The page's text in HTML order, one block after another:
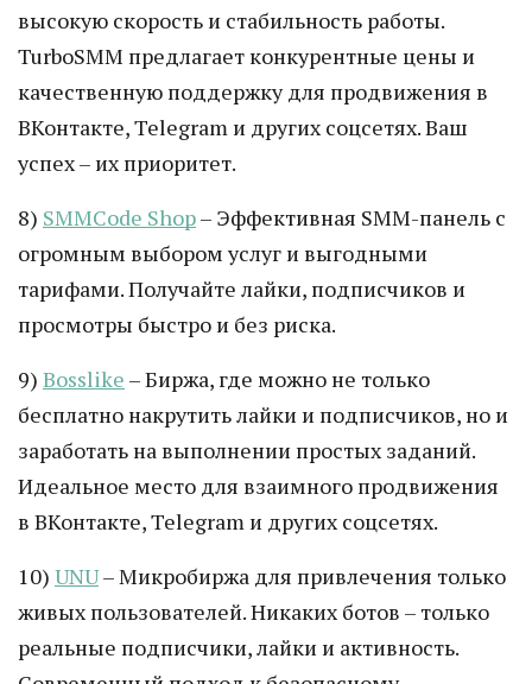
высокую скорость и стабильность работы.
TurboSMM предлагает конкурентные цены и
качественную поддержку для продвижения в
ВКонтакте, Telegram и других соцсетях. Ваш
успех – их приоритет.
8) SMMCode Shop– Эффективная SMM-панель с
огромным выбором услуг и выгодными
тарифами. Получайте лайки, подписчиков и
просмотры быстро и без риска.
9) Bosslike – Биржа, где можно не только
бесплатно накрутить лайки и подписчиков, но и
заработать на выполнении простых заданий.
Идеальное место для взаимного продвижения
в ВКонтакте, Telegram и других соцсетях.
10) UNU– Микробиржа для привлечения только
живых пользователей. Никаких ботов – только
реальные подписчики, лайки и активность.